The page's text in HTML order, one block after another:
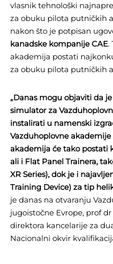
vlasnik tehnološki
za obuku pilota putničkih
nakon što je potpisan
kanadske kompanije CAE.
akademija postati
za obuku pilota putničkih
„Danas mogu objaviti da
simulator za
instalirati u namenski
Vazduhoplovne
akademija će tako postati
ali i Flat Panel Trainera,
XR Series), dok je i
Training Device) za tip
je danas na otvaranju
jugoistočne Evrope, prof
direktora kancelarije za
Nacionalni okvir